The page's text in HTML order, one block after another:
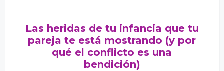
Las heridas de tu infancia que tu
pareja te está mostrando (y por
qué el conflicto es una
bendición)